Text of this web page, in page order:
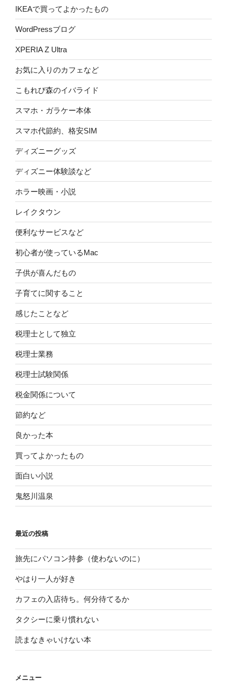
IKEAで買ってよかったもの
WordPressブログ
XPERIA Z Ultra
お気に入りのカフェなど
こもれび森のイバライド
スマホ・ガラケー本体
スマホ代節約、格安SIM
ディズニーグッズ
ディズニー体験談など
ホラー映画・小説
レイクタウン
便利なサービスなど
初心者が使っているMac
子供が喜んだもの
子育てに関すること
感じたことなど
税理士として独立
税理士業務
税理士試験関係
税金関係について
節約など
良かった本
買ってよかったもの
面白い小説
鬼怒川温泉
最近の投稿
旅先にパソコン持参（使わないのに）
やはり一人が好き
カフェの入店待ち。何分待てるか
タクシーに乗り慣れない
読まなきゃいけない本
メニュー